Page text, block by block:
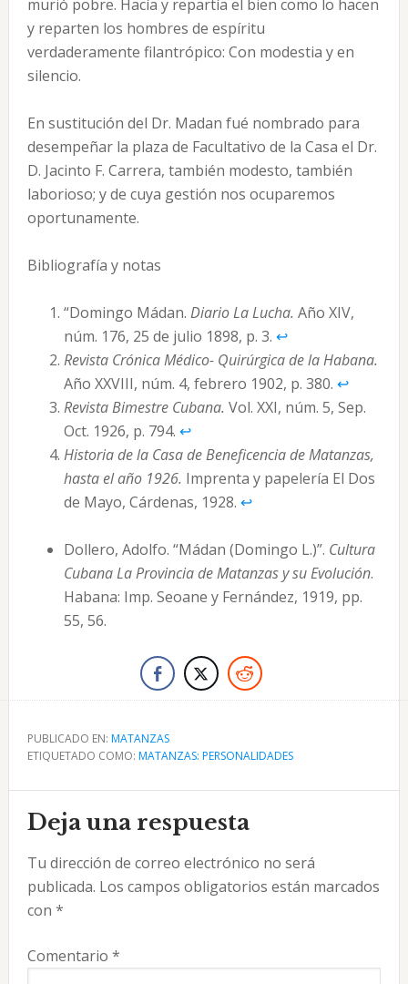
murió pobre. Hacía y repartía el bien como lo hacen
y reparten los hombres de espíritu
verdaderamente filantrópico: Con modestia y en
silencio.
En sustitución del Dr. Madan fué nombrado para
desempeñar la plaza de Facultativo de la Casa el Dr.
D. Jacinto F. Carrera, también modesto, también
laborioso; y de cuya gestión nos ocuparemos
oportunamente.
Bibliografía y notas
“Domingo Mádan. Diario La Lucha. Año XIV,
núm. 176, 25 de julio 1898, p. 3. ↩︎
Revista Crónica Médico- Quirúrgica de la Habana.
Año XXVIII, núm. 4, febrero 1902, p. 380. ↩︎
Revista Bimestre Cubana. Vol. XXI, núm. 5, Sep.
Oct. 1926, p. 794. ↩︎
Historia de la Casa de Beneficencia de Matanzas,
hasta el año 1926. Imprenta y papelería El Dos
de Mayo, Cárdenas, 1928. ↩︎
Dollero, Adolfo. “Mádan (Domingo L.)”. Cultura
Cubana La Provincia de Matanzas y su Evolución.
Habana: Imp. Seoane y Fernández, 1919, pp.
55, 56.
PUBLICADO EN: MATANZAS
ETIQUETADO COMO: MATANZAS: PERSONALIDADES
Interacciones
con
los
lectores
Deja una respuesta
Tu dirección de correo electrónico no será
publicada. Los campos obligatorios están marcados
con *
Comentario *